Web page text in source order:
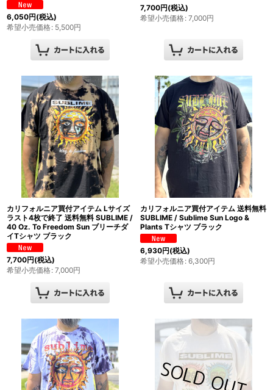
6,050円(税込)
希望小売価格: 5,500円
7,700円(税込)
希望小売価格: 7,000円
カリフォルニア買付アイテム Lサイズ
ラスト4枚で終了 送料無料 SUBLIME /
40 Oz. To Freedom Sun ブリーチダ
イTシャツ ブラック
7,700円(税込)
希望小売価格: 7,000円
カリフォルニア買付アイテム 送料無料
SUBLIME / Sublime Sun Logo &
Plants Tシャツ ブラック
6,930円(税込)
希望小売価格: 6,300円